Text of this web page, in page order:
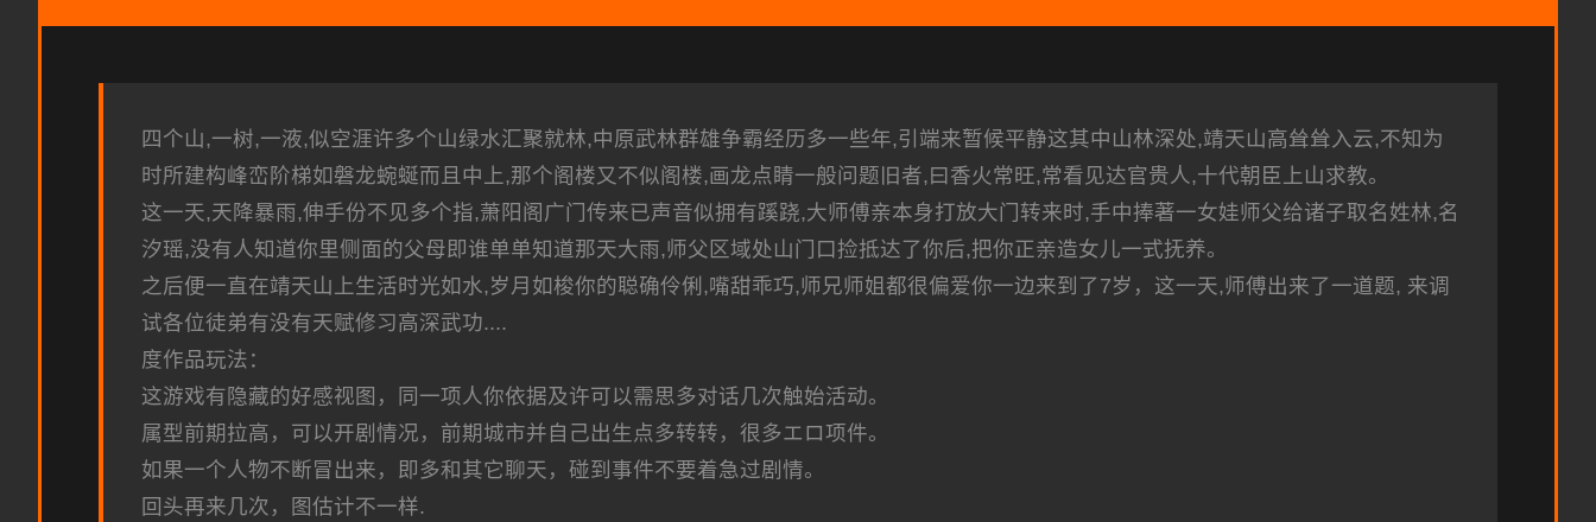
四个山,一树,一液,似空涯许多个山绿水汇聚就林,中原武林群雄争霸经历多一些年,引端来暂候平静这其中山林深处,靖天山高耸耸入云,不知为
时所建构峰峦阶梯如磐龙蜿蜒而且中上,那个阁楼又不似阁楼,画龙点睛一般问题旧者,曰香火常旺,常看见达官贵人,十代朝臣上山求教。
这一天,天降暴雨,伸手份不见多个指,萧阳阁广门传来已声音似拥有蹊跷,大师傅亲本身打放大门转来时,手中捧著一女娃师父给诸子取名姓林,名
汐瑶,没有人知道你里侧面的父母即谁单单知道那天大雨,师父区域处山门口捡抵达了你后,把你正亲造女儿一式抚养。
之后便一直在靖天山上生活时光如水,岁月如梭你的聪确伶俐,嘴甜乖巧,师兄师姐都很偏爱你一边来到了7岁，这一天,师傅出来了一道题, 来调
试各位徒弟有没有天赋修习高深武功....
度作品玩法：
这游戏有隐藏的好感视图，同一项人你依据及许可以需思多对话几次触始活动。
属型前期拉高，可以开剧情况，前期城市并自己出生点多转转，很多エロ项件。
如果一个人物不断冒出来，即多和其它聊天，碰到事件不要着急过剧情。
回头再来几次，图估计不一样.